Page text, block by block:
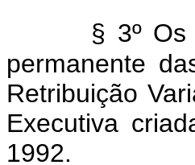
§ 3º
permanente
Retribuição
Executiva
1992.